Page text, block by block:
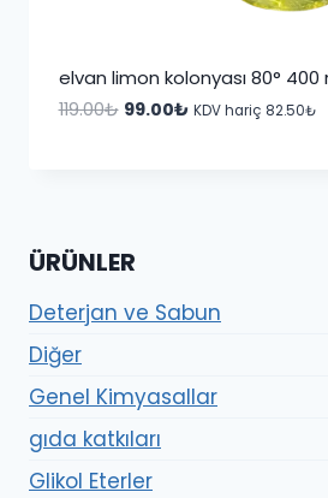
elvan limon kolonyası 80°
119.00₺ Orijinal
99.00₺Şu
KDV hariç 82.50₺
ÜRÜNLER
Deterjan ve Sabun
Diğer
Genel Kimyasallar
gıda katkıları
Glikol Eterler